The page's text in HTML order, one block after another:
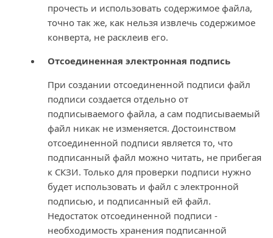
прочесть и использовать содержимое файла,
точно так же, как нельзя извлечь содержимое
конверта, не расклеив его.
Отсоединенная электронная подпись
При создании отсоединенной подписи файл
подписи создается отдельно от
подписываемого файла, а сам подписываемый
файл никак не изменяется. Достоинством
отсоединенной подписи является то, что
подписанный файл можно читать, не прибегая
к СКЗИ. Только для проверки подписи нужно
будет использовать и файл с электронной
подписью, и подписанный ей файл.
Недостаток отсоединенной подписи -
необходимость хранения подписанной